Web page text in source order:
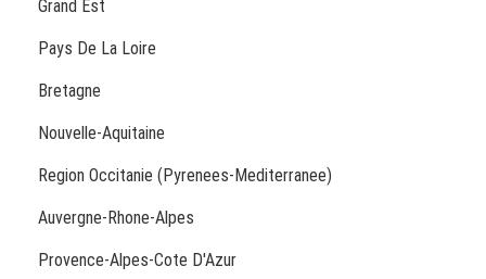
Grand Est
Pays De La Loire
Bretagne
Nouvelle-Aquitaine
Region Occitanie (Pyrenees-Mediterranee)
Auvergne-Rhone-Alpes
Provence-Alpes-Cote D'Azur